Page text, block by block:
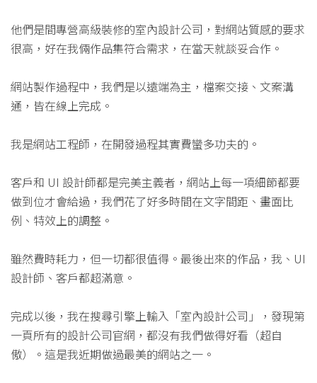
他們是間專營高級裝修的室內設計公司，對網站質感的要求
很高，好在我倆作品集符合需求，在當天就談妥合作。
網站製作過程中，我們是以遠端為主，檔案交接、文案溝
通，皆在線上完成。
我是網站工程師，在開發過程其實費蠻多功夫的。
客戶和 UI 設計師都是完美主義者，網站上每一項細節都要
做到位才會給過，我們花了好多時間在文字間距、畫面比
例、特效上的調整。
雖然費時耗力，但一切都很值得。最後出來的作品，我、UI
設計師、客戶都超滿意。
完成以後，我在搜尋引擎上輸入「室內設計公司」，發現第
一頁所有的設計公司官網，都沒有我們做得好看（超自
傲）。這是我近期做過最美的網站之一。